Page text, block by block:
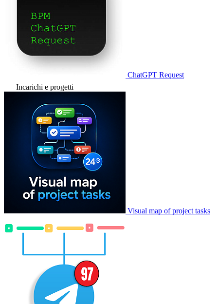
ChatGPT Request
Incarichi e progetti
Visual map of project tasks